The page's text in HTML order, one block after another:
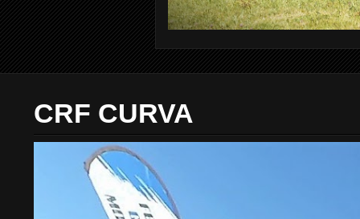
CRF CURVA